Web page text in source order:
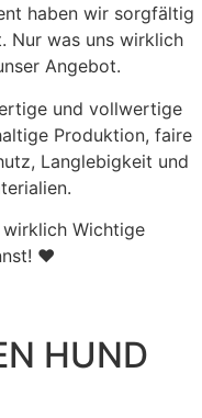
haben wir sorgfältig
Nur was uns wirklich
Angebot.
und vollwertige
Produktion, faire
Langlebigkeit und
Wichtige
♥
HUND